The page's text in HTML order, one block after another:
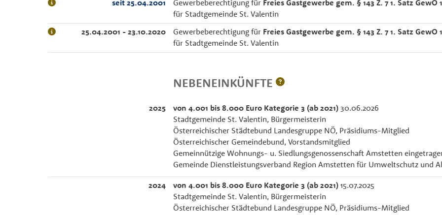
seit 25.04.2001 Gewerbeberechtigung für Freies Gastgewerbe gem. § 143 Z. 7 1. Satz GewO
für Stadtgemeinde St. Valentin
25.04.2001 - 23.10.2020
Gewerbeberechtigung für Freies Gastgewerbe gem. § 143 Z. 7 1. Satz GewO
für Stadtgemeinde St. Valentin
NEBENEINKÜNFTE
2025 von 4.001 bis 8.000 Euro Kategorie 3 (ab 2021) 30.06.2026
Stadtgemeinde St. Valentin, Bürgermeisterin
Österreichischer Städtebund Landesgruppe NÖ, Präsidiums-Mitglied
Österreichischer Gemeindebund, Vorstandsmitglied
Gemeinnützige Wohnungs- u. Siedlungsgenossenschaft Amstetten
Gemeinde Dienstleistungsverband Region Amstetten für Umweltschutz und
2024 von 4.001 bis 8.000 Euro Kategorie 3 (ab 2021) 15.07.2025
Stadtgemeinde St. Valentin, Bürgermeisterin
Österreichischer Städtebund Landesgruppe NÖ, Präsidiums-Mitglied